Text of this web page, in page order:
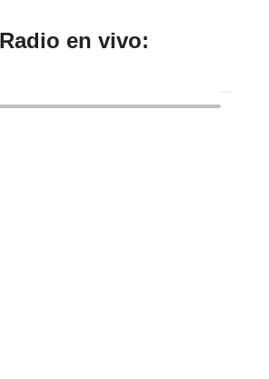
en vivo: